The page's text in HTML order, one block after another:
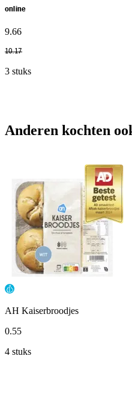
online
9.66
10.17
3 stuks
Anderen kochten
AH Kaiserbroodjes
0.55
4 stuks